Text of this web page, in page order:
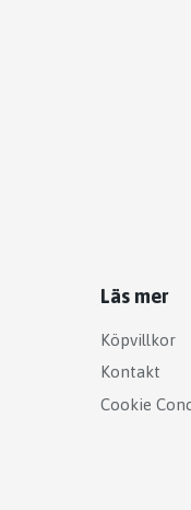
Läs mer
Köpvillkor
Kontakt
Cookie